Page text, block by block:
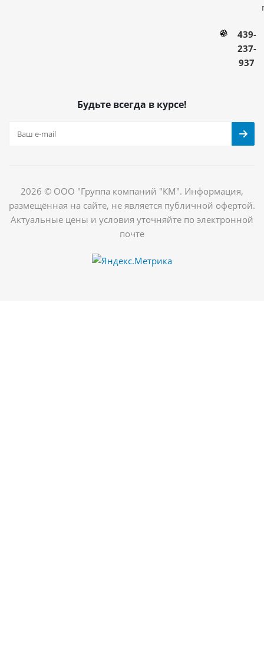
439-
237-
937
Будьте всегда в курсе!
2026 © ООО "Группа компаний "КМ". Информация,
размещённая на сайте, не является публичной офертой.
Актуальные цены и условия уточняйте по электронной
почте